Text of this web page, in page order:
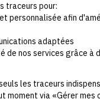
traceurs pour:
personnalisée afin
adaptées
de nos services grâce à
les traceurs
moment via «Gérer mes